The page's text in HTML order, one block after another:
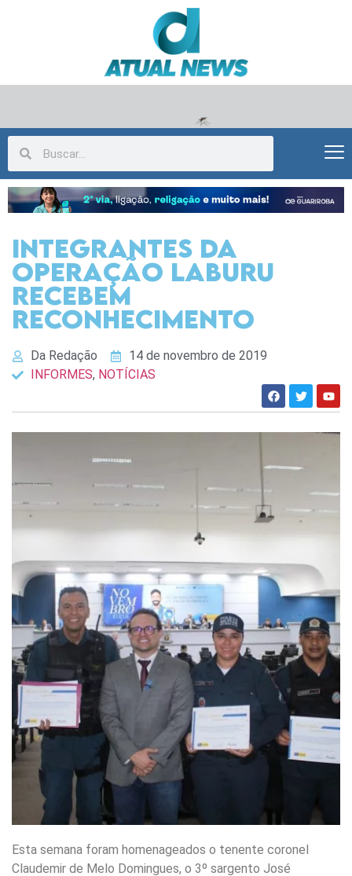
Integrantes da
Operação Laburu
recebem
reconhecimento
Da Redação
14 de novembro de 2019
INFORMES, NOTÍCIAS
Esta semana foram homenageados o tenente coronel
Claudemir de Melo Domingues, o 3º sargento José